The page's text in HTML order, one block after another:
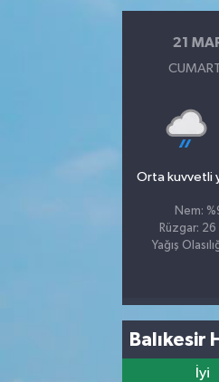
21
Orta kuvvetli
Nem:
Rüzgar:
Yağış
Balıkesir
İyi